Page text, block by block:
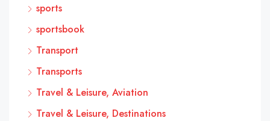
sports
sportsbook
Transport
Transports
Travel & Leisure, Aviation
Travel & Leisure, Destinations